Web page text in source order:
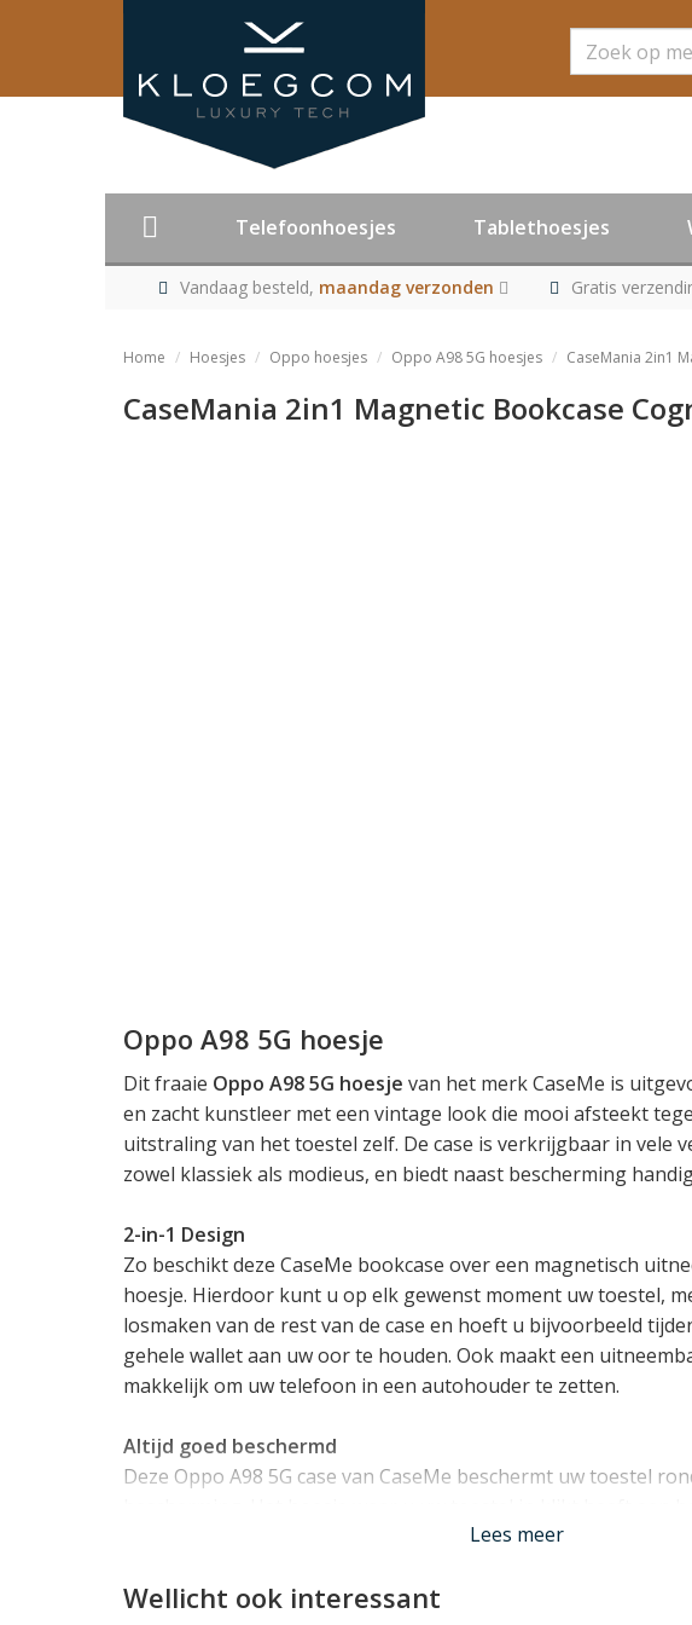
Zoeken
Telefoonhoesjes Tablethoesjes
Vandaag besteld, maandag verzonden Gratis
Home Hoesjes Oppo hoesjes Oppo A98 5G hoesjes CaseMania 2in1
CaseMania 2in1 Magnetic Bookcase
Oppo A98 5G hoesje
Dit fraaie Oppo A98 5G hoesje van het merk CaseMe is
en zacht kunstleer met een vintage look die mooi afsteekt
uitstraling van het toestel zelf. De case is verkrijgbaar in vele
zowel klassiek als modieus, en biedt naast bescherming
2-in-1 Design
Zo beschikt deze CaseMe bookcase over een magnetisch
hoesje. Hierdoor kunt u op elk gewenst moment uw toestel,
losmaken van de rest van de case en hoeft u bijvoorbeeld
gehele wallet aan uw oor te houden. Ook maakt een
makkelijk om uw telefoon in een autohouder te zetten.
Altijd goed beschermd
Deze Oppo A98 5G case van CaseMe beschermt uw toestel
schokabsorberend TPU materiaal. Dit materiaal bedekt alle
de omslag haalt is deze dus goed beschermd!
Lees meer
Wellicht ook interessant